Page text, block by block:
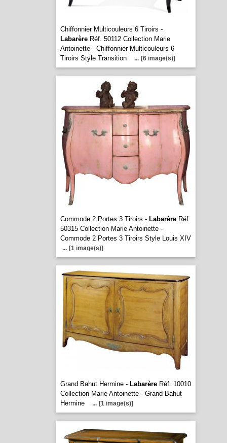
Chiffonnier Multicouleurs 6 Tiroirs -
LabarèreRéf. 50112 Collection Marie
Antoinette - Chiffonnier Multicouleurs 6
Tiroirs Style Transition
... [6 image(s)]
Commode 2 Portes 3 Tiroirs - LabarèreRéf.
50315 Collection Marie Antoinette -
Commode 2 Portes 3 Tiroirs Style Louis XIV
... [1 image(s)]
Grand Bahut Hermine - LabarèreRéf. 10010
Collection Marie Antoinette - Grand Bahut
Hermine
... [1 image(s)]